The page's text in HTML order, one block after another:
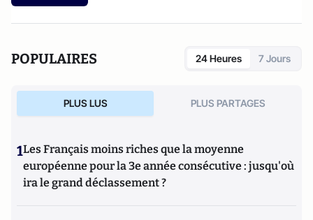
POPULAIRES 24 Heures 7 Jours
PLUS LUS PLUS PARTAGES
1Les Français moins riches que la moyenne
européenne pour la 3e année consécutive : jusqu'où
ira le grand déclassement ?